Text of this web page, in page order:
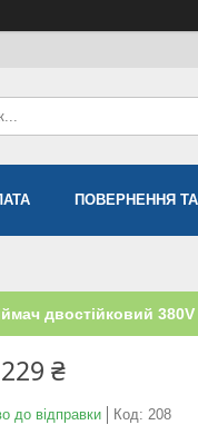
ПОВЕРНЕННЯ
двостійковий
₴
до відправки Код: 208